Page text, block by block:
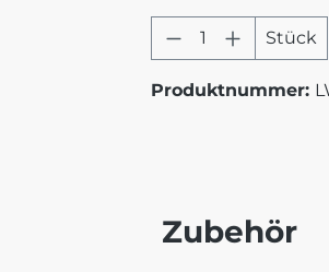
ProduktStück
Produktnummer:
Zubehör